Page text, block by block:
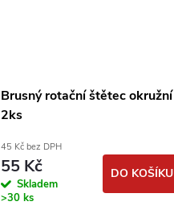
Brusný rotační štětec okružní
2ks
45 Kč bez DPH
55 Kč
Skladem
>30 ks
DO KOŠÍKU